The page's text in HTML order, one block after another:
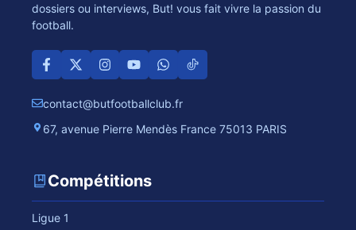
dossiers ou interviews, But! vous fait vivre la passion du
football.
contact@butfootballclub.fr
67, avenue Pierre Mendès France 75013 PARIS
Compétitions
Ligue 1